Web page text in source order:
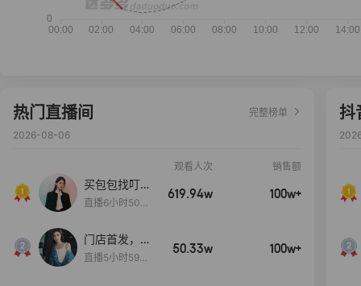
热门直播间
完整榜单
2026-08-06
观看人次 销售额
买包包找叮
当,一折购！
直播6小时50分
619.94w 100w+
门店首发，秋
款大上新！！
直播5小时59分
50.33w 100w+
抖